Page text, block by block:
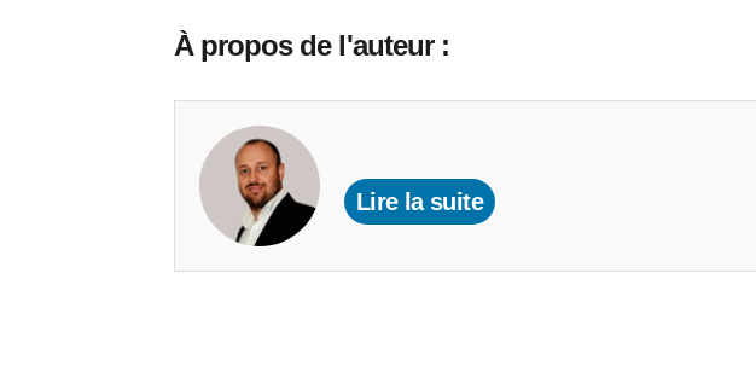
À propos de l'auteur :
Lire la suite